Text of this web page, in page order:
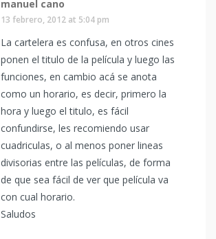
manuel cano
13 febrero, 2012 at 5:04 pm
La cartelera es confusa, en otros cines
ponen el titulo de la película y luego las
funciones, en cambio acá se anota
como un horario, es decir, primero la
hora y luego el titulo, es fácil
confundirse, les recomiendo usar
cuadriculas, o al menos poner lineas
divisorias entre las películas, de forma
de que sea fácil de ver que película va
con cual horario.
Saludos